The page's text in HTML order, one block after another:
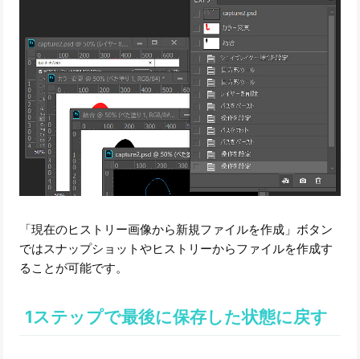
「現在のヒストリー画像から新規ファイルを作成」ボタン
ではスナップショットやヒストリーからファイルを作成す
ることが可能です。
1ステップで最後に保存した状態に戻す